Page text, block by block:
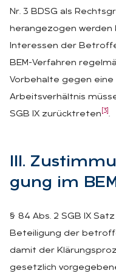
Nr. 3 BDSG als
herangezogen werden
Interessen der
BEM-Verfahren
Vorbehalte gegen eine
Arbeitsverhältnis
SGB IX zurücktreten [3] .
III.
gung im
§ 84 Abs. 2 SGB IX
Beteiligung der
damit der
gesetzlich